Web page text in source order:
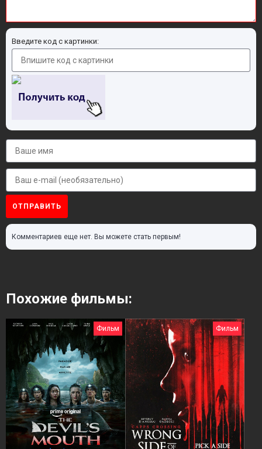
Введите код с картинки:
ОТПРАВИТЬ
Комментариев еще нет. Вы можете стать первым!
Похожие фильмы:
Фильм Фильм